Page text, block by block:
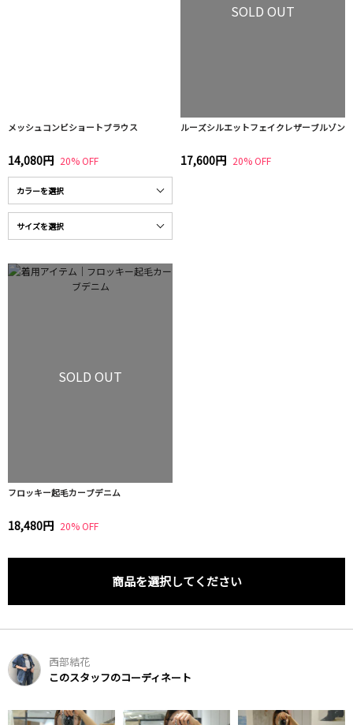
メッシュコンビショートブラウス
14,080円 20% OFF
SOLD OUT
ルーズシルエットフェイクレザーブルゾン
17,600円 20% OFF
SOLD OUT
フロッキー起毛カーブデニム
18,480円 20% OFF
商品を選択してください
西部結花
このスタッフのコーディネート